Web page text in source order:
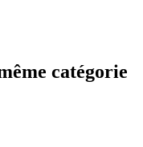
catégorie